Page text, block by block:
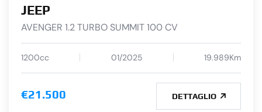
JEEP
AVENGER 1.2 TURBO SUMMIT 100 CV
1200cc 01/2025 19.989Km
€21.500 DETTAGLIO